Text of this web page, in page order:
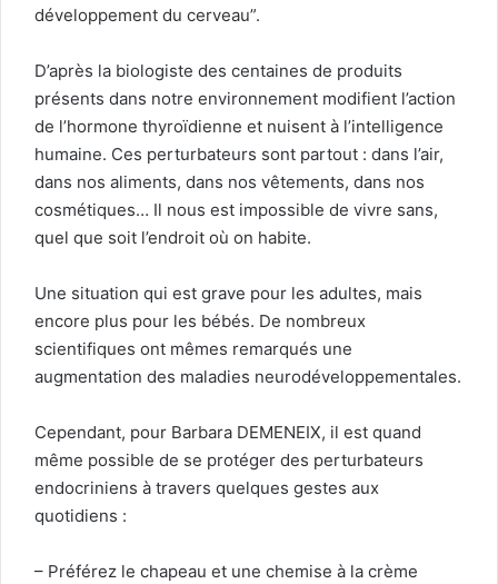
développement du cerveau”.
D’après la biologiste des centaines de produits
présents dans notre environnement modifient l’action
de l’hormone thyroïdienne et nuisent à l’intelligence
humaine. Ces perturbateurs sont partout : dans l’air,
dans nos aliments, dans nos vêtements, dans nos
cosmétiques… Il nous est impossible de vivre sans,
quel que soit l’endroit où on habite.
Une situation qui est grave pour les adultes, mais
encore plus pour les bébés. De nombreux
scientifiques ont mêmes remarqués une
augmentation des maladies neurodéveloppementales.
Cependant, pour Barbara DEMENEIX, il est quand
même possible de se protéger des perturbateurs
endocriniens à travers quelques gestes aux
quotidiens :
– Préférez le chapeau et une chemise à la crème